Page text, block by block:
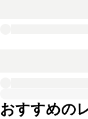
おすすめの